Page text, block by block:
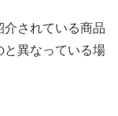
介されている商品
と異なっている場